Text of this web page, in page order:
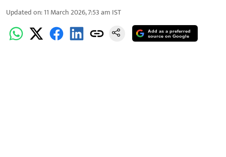
Updated on:11 March 2026, 7:53 am IST
Add as a preferred
source on Google